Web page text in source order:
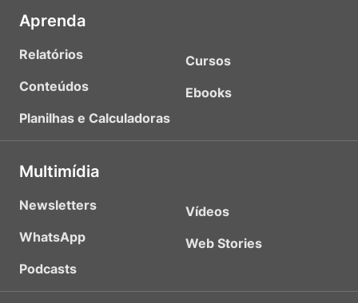
Aprenda
Relatórios
Conteúdos
Planilhas e Calculadoras
Cursos
Ebooks
Multimídia
Newsletters
WhatsApp
Podcasts
Vídeos
Web Stories